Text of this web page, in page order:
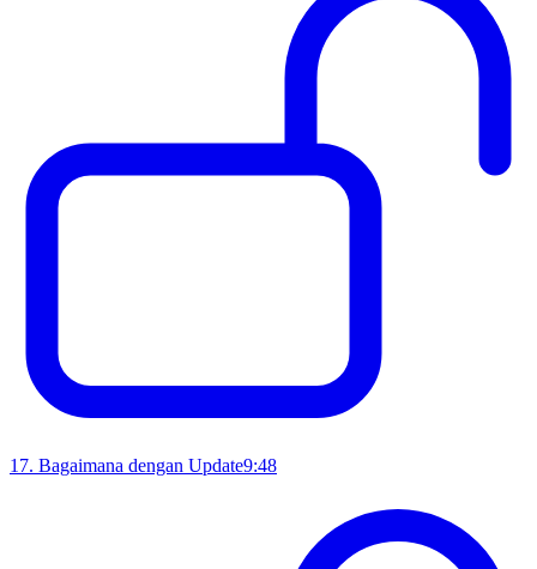
17. Bagaimana dengan Update9:48